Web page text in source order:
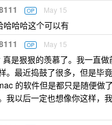
OP May 15
哈哈哈这个可以有
OP May 15
真是狠狠的羡慕了。我一直
。最近捣鼓了很多，但是毕
的软件但是都只是随便做
我以后一定也想像你这样，